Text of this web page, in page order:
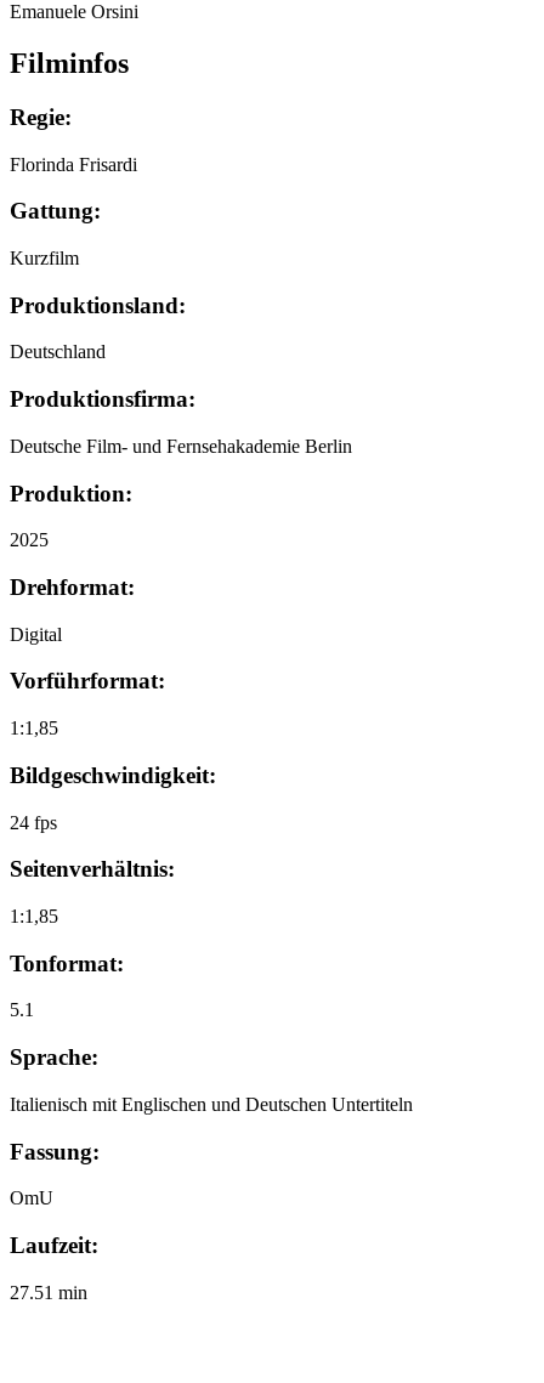
Emanuele Orsini
Filminfos
Regie:
Florinda Frisardi
Gattung:
Kurzfilm
Produktionsland:
Deutschland
Produktionsfirma:
Deutsche Film- und Fernsehakademie Berlin
Produktion:
2025
Drehformat:
Digital
Vorführformat:
1:1,85
Bildgeschwindigkeit:
24 fps
Seitenverhältnis:
1:1,85
Tonformat:
5.1
Sprache:
Italienisch mit Englischen und Deutschen Untertiteln
Fassung:
OmU
Laufzeit:
27.51 min